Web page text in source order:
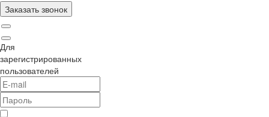
Для
зарегистрированных
пользователей